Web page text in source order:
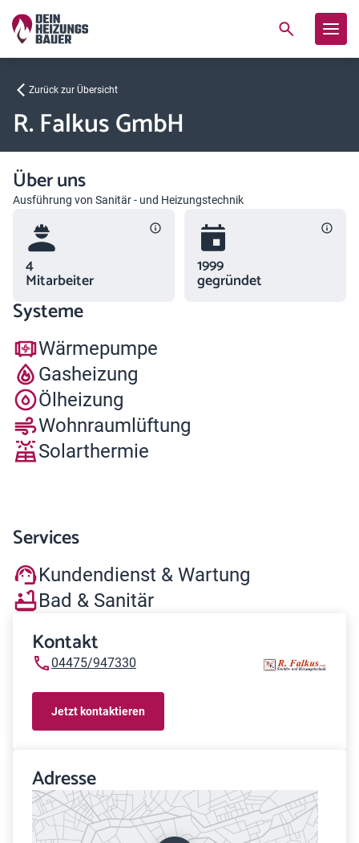
Zurück zur Übersicht
R. Falkus GmbH
Über uns
Ausführung von Sanitär - und Heizungstechnik
4
Mitarbeiter
1999
gegründet
Systeme
Wärmepumpe
Gasheizung
Ölheizung
Wohnraumlüftung
Solarthermie
Services
Kundendienst & Wartung
Bad & Sanitär
Kontakt
04475/947330
Jetzt kontaktieren
Adresse